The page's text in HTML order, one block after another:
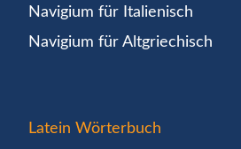
Navigium für Italienisch
Navigium für Altgriechisch
Latein Wörterbuch